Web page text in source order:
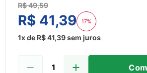
R$49,59
R$ 41,39 17%
1x de R$41,39sem juros